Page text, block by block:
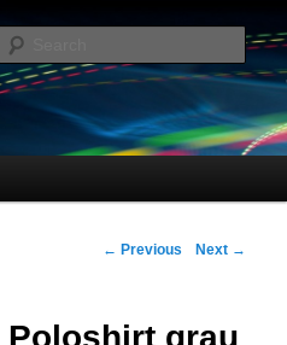
online
Post navigation
← Previous Next →
Poloshirt grau